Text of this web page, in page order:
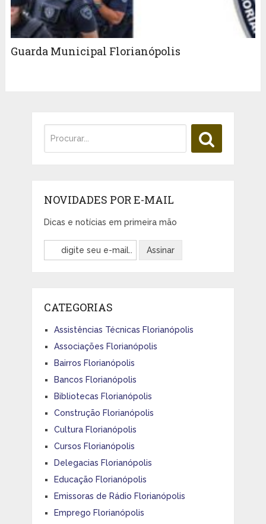
Guarda Municipal Florianópolis
NOVIDADES POR E-MAIL
Dicas e notícias em primeira mão
CATEGORIAS
Assistências Técnicas Florianópolis
Associações Florianópolis
Bairros Florianópolis
Bancos Florianópolis
Bibliotecas Florianópolis
Construção Florianópolis
Cultura Florianópolis
Cursos Florianópolis
Delegacias Florianópolis
Educação Florianópolis
Emissoras de Rádio Florianópolis
Emprego Florianópolis